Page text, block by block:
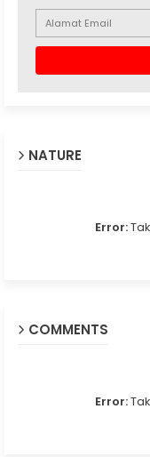
NATURE
Error:
COMMENTS
Error: